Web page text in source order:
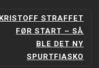
KRISTOFF STRAFFET
FØR START – SÅ
BLE DET NY
SPURTFIASKO